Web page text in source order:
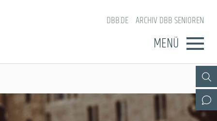
DBB.DE ARCHIV DBB SENIOREN
MENÜ